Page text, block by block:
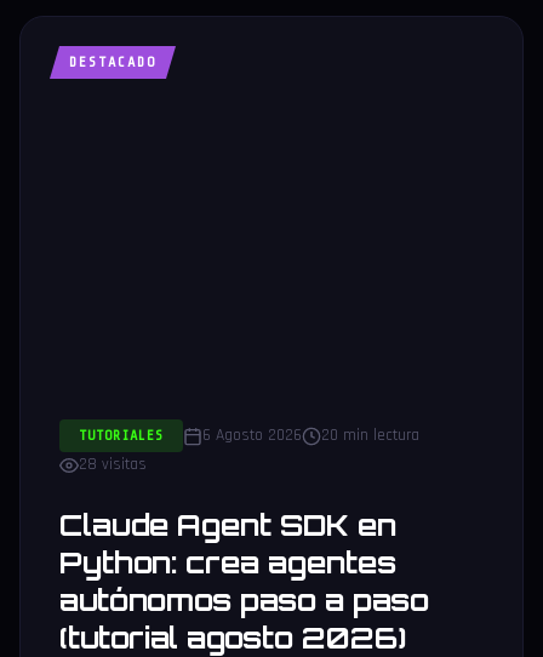
DESTACADO
TUTORIALES 6 Agosto 2026
20 min lectura
28 visitas
Claude Agent SDK en
Python: crea agentes
autónomos paso a paso
(tutorial agosto 2026)